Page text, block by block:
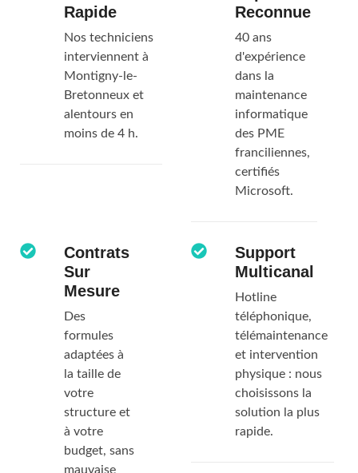
Rapide
Nos techniciens
interviennent à
Montigny-le-
Bretonneux et
alentours en
moins de 4 h.
Reconnue
40 ans
d'expérience
dans la
maintenance
informatique
des PME
franciliennes,
certifiés
Microsoft.
Contrats
Sur
Mesure
Des
formules
adaptées à
la taille de
votre
structure et
à votre
budget, sans
mauvaise
Support
Multicanal
Hotline
téléphonique,
télémaintenance
et intervention
physique : nous
choisissons la
solution la plus
rapide.